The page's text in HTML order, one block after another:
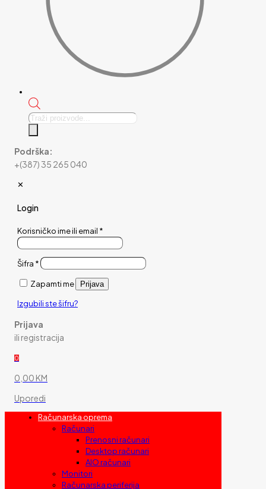
Products
Podrška:
+(387) 35 265 040
✕
Login
Korisničko ime ili email *
Šifra *
Zapamti me Prijava
Izgubili ste šifru?
Prijava
ili registracija
0
0,00 KM
Uporedi
Računarska oprema
Računari
Prenosni računari
Desktop računari
AIO računari
Monitori
Računarska periferija